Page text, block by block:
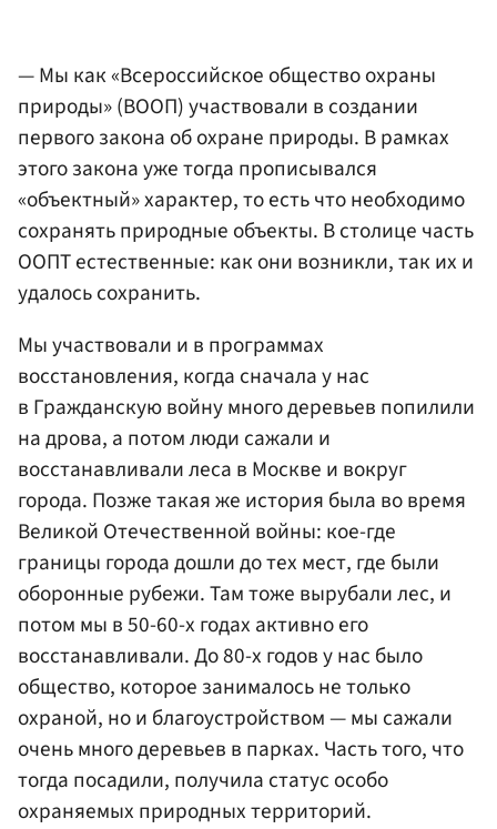
— Мы как «Всероссийское общество охраны
природы» (ВООП) участвовали в создании
первого закона об охране природы. В рамках
этого закона уже тогда прописывался
«объектный» характер, то есть что необходимо
сохранять природные объекты. В столице часть
ООПТ естественные: как они возникли, так их и
удалось сохранить.
Мы участвовали и в программах
восстановления, когда сначала у нас
в Гражданскую войну много деревьев попилили
на дрова, а потом люди сажали и
восстанавливали леса в Москве и вокруг
города. Позже такая же история была во время
Великой Отечественной войны: кое-где
границы города дошли до тех мест, где были
оборонные рубежи. Там тоже вырубали лес, и
потом мы в 50-60-х годах активно его
восстанавливали. До 80-х годов у нас было
общество, которое занималось не только
охраной, но и благоустройством — мы сажали
очень много деревьев в парках. Часть того, что
тогда посадили, получила статус особо
охраняемых природных территорий.